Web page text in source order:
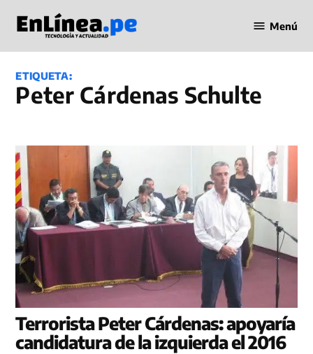
contenido
en Línea
Menú
ETIQUETA:
Peter Cárdenas Schulte
Terrorista Peter Cárdenas: apoyaría
candidatura de la izquierda el 2016